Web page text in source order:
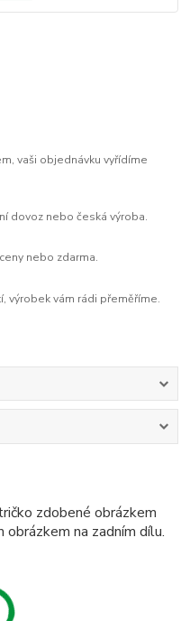
vaši objednávku vyřídíme
dovoz nebo česká výroba.
nebo zdarma.
výrobek vám rádi přeměříme.
zdobené obrázkem
obrázkem na zadním dílu.